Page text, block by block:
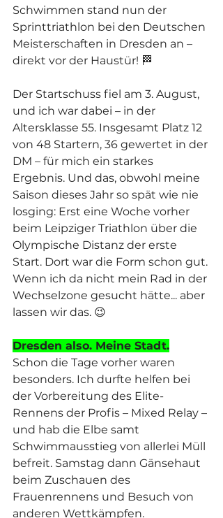
Schwimmen stand nun der
Sprinttriathlon bei den Deutschen
Meisterschaften in Dresden an –
direkt vor der Haustür! 🏁
Der Startschuss fiel am 3. August,
und ich war dabei – in der
Altersklasse 55. Insgesamt Platz 12
von 48 Startern, 36 gewertet in der
DM – für mich ein starkes
Ergebnis. Und das, obwohl meine
Saison dieses Jahr so spät wie nie
losging: Erst eine Woche vorher
beim Leipziger Triathlon über die
Olympische Distanz der erste
Start. Dort war die Form schon gut.
Wenn ich da nicht mein Rad in der
Wechselzone gesucht hätte... aber
lassen wir das. 😉
Dresden also. Meine Stadt.
Schon die Tage vorher waren
besonders. Ich durfte helfen bei
der Vorbereitung des Elite-
Rennens der Profis – Mixed Relay –
und hab die Elbe samt
Schwimmausstieg von allerlei Müll
befreit. Samstag dann Gänsehaut
beim Zuschauen des
Frauenrennens und Besuch von
anderen Wettkämpfen.